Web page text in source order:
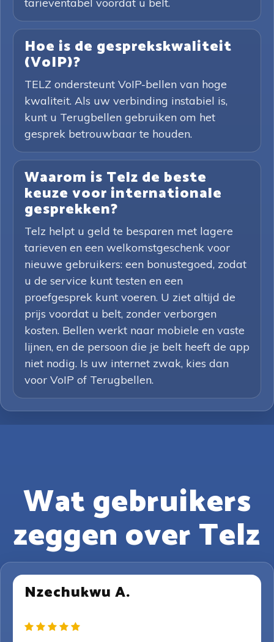
Hoe is de gesprekskwaliteit
(VoIP)?
TELZ ondersteunt VoIP-bellen van hoge
kwaliteit. Als uw verbinding instabiel is,
kunt u Terugbellen gebruiken om het
gesprek betrouwbaar te houden.
Waarom is Telz de beste
keuze voor internationale
gesprekken?
Telz helpt u geld te besparen met lagere
tarieven en een welkomstgeschenk voor
nieuwe gebruikers: een bonustegoed, zodat
u de service kunt testen en een
proefgesprek kunt voeren. U ziet altijd de
prijs voordat u belt, zonder verborgen
kosten. Bellen werkt naar mobiele en vaste
lijnen, en de persoon die je belt heeft de app
niet nodig. Is uw internet zwak, kies dan
voor VoIP of Terugbellen.
Wat gebruikers
zeggen over Telz
Nzechukwu A.